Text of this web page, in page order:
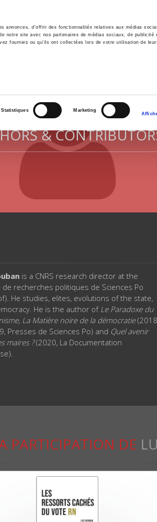
annonces, d'offrir des fonctionnalités relatives aux médias
notre site avec nos partenaires de médias sociaux, de publicité
fournies ou qu'ils ont collectées lors de votre utilisation de
Statistiques Marketing
History International
&
is a CNRS research director at the
de recherches politiques de Sciences Po
He studies, elites, evolutions of the state,
He is the author of Le Paradoxe du
La Matière noire de la démocratie(2018
Presses de Sciences Po) and Quel avenir
maires ?(2020, La Documentation
PARTICIPATION DE